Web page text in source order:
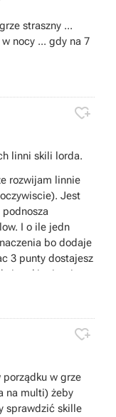
straszny ...
w nocy ... gdy na 7

linni skili lorda.
rozwijam linnie
Jest
I o ile jedn
bo dodaje
3 punty dostajesz
takim iperium
magia jest
tez glownie czary

w grze
na multi) żeby
sprawdzić skille